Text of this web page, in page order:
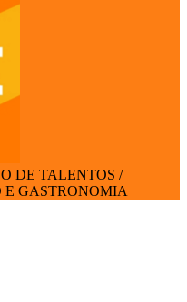
DE TALENTOS /
E GASTRONOMIA